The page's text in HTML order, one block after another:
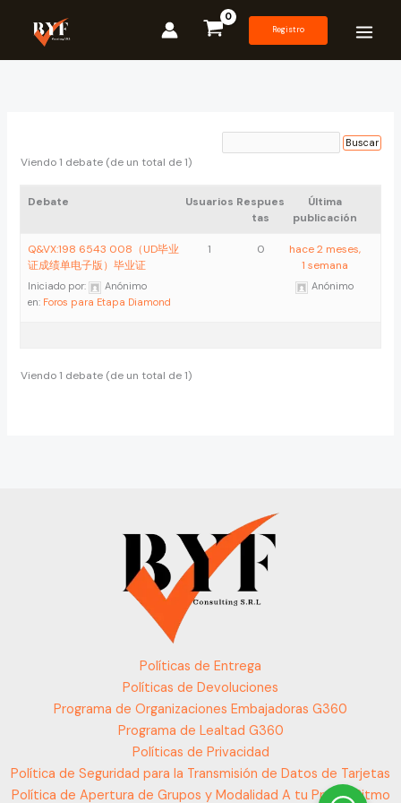
contenido
Registro
Viendo 1 debate (de un total de 1)
Debate Usuarios Respues
tas
Última
publicación
Q&VX:198 6543 008（UD毕业
证成绩单电子版）毕业证
Iniciado por:
Anónimo
en: Foros para Etapa Diamond
1 0
hace 2 meses,
1 semana
Anónimo
Viendo 1 debate (de un total de 1)
Políticas de Entrega
Políticas de Devoluciones
Programa de Organizaciones Embajadoras G360
Programa de Lealtad G360
Políticas de Privacidad
Política de Seguridad para la Transmisión de Datos de Tarjetas
Política de Apertura de Grupos y Modalidad A tu Propio Ritmo